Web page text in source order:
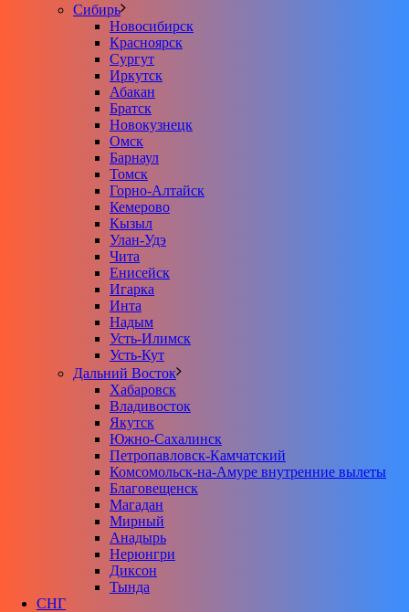
Сибирь
Новосибирск
Красноярск
Сургут
Иркутск
Абакан
Братск
Новокузнецк
Омск
Барнаул
Томск
Горно-Алтайск
Кемерово
Кызыл
Улан-Удэ
Чита
Енисейск
Игарка
Инта
Надым
Усть-Илимск
Усть-Кут
Дальний Восток
Хабаровск
Владивосток
Якутск
Южно-Сахалинск
Петропавловск-Камчатский
Комсомольск-на-Амуре внутренние вылеты
Благовещенск
Магадан
Мирный
Анадырь
Нерюнгри
Диксон
Тында
СНГ